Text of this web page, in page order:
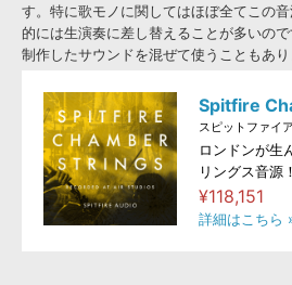
す。特に歌モノに関してはほぼ全てこの
的には生演奏に差し替えることが多いの
制作したサウンドを混ぜて使うこともあり
Spitfire
スピットファイ
ロンドンが生
リングス音源！
¥118,151
詳細はこちら